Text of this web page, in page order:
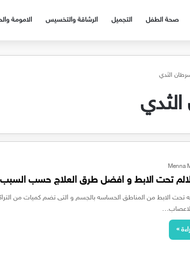
صحة الطفل التجميل الرشاقة والتخسيس الامومة
الثدي
Menna
تحت الابط و افضل طرق العلاج حسب السبب
تحت الابط من المناطق الحساسه بالجسم و التى تضم كميات من
»